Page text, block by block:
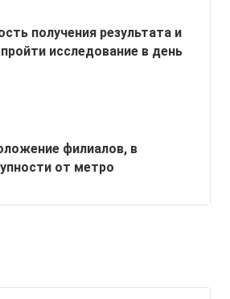
получения результата и
исследование в день
филиалов, в
от метро